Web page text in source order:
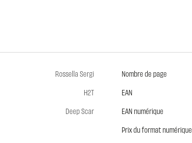
Rossella Sergi
H2T
Deep Scar
Nombre de page
EAN
EAN numérique
Prix du format numérique